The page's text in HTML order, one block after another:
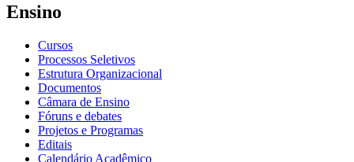
Ensino
Cursos
Processos Seletivos
Estrutura Organizacional
Documentos
Câmara de Ensino
Fóruns e debates
Projetos e Programas
Editais
Calendário Acadêmico